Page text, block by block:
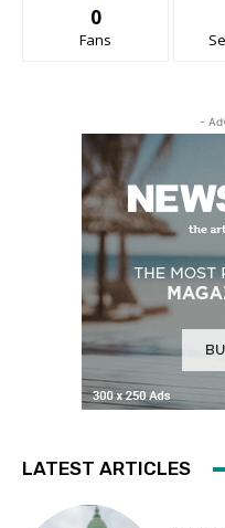
0
Fans
-
LATEST ARTICLES